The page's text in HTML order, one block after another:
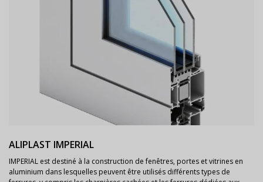
ALIPLAST IMPERIAL
IMPERIAL est destiné à la construction de fenêtres, portes et vitrines en
aluminium dans lesquelles peuvent être utilisés différents types de